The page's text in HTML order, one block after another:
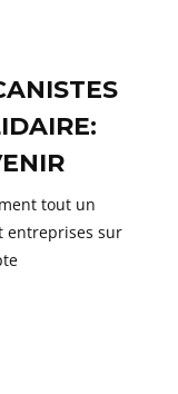
tout un
entreprises sur